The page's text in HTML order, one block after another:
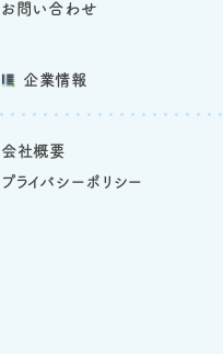
お問い合わせ
企業情報
会社概要
プライバシーポリシー